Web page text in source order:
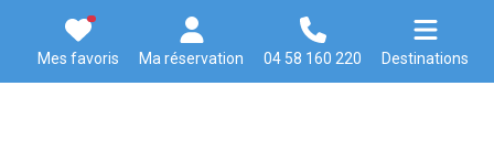
Mes favoris Ma réservation 04 58 160 220 Destinations